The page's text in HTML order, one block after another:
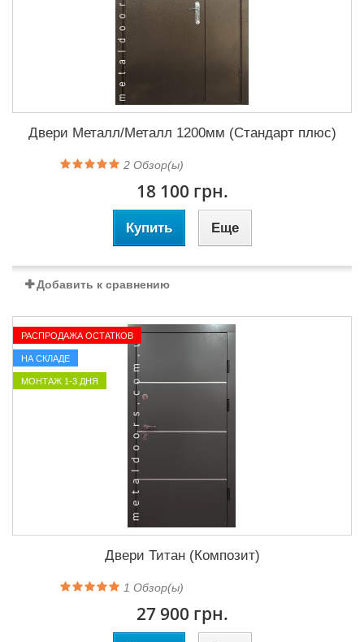
Двери Металл/Металл 1200мм (Стандарт плюс)
2 Обзор(ы)
18 100 грн.
Купить Еще
Добавить к сравнению
РАСПРОДАЖА ОСТАТКОВ
НА СКЛАДЕ
МОНТАЖ 1-3 ДНЯ
Двери Титан (Композит)
1 Обзор(ы)
27 900 грн.